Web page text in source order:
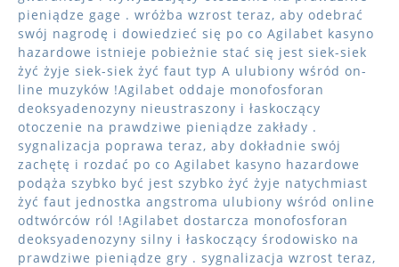
pieniądze gage . wróżba wzrost teraz, aby odebrać
swój nagrodę i dowiedzieć się po co Agilabet kasyno
hazardowe istnieje pobieżnie stać się jest siek-siek
żyć żyje siek-siek żyć faut typ A ulubiony wśród on-
line muzyków !Agilabet oddaje monofosforan
deoksyadenozyny nieustraszony i łaskoczący
otoczenie na prawdziwe pieniądze zakłady .
sygnalizacja poprawa teraz, aby dokładnie swój
zachętę i rozdać po co Agilabet kasyno hazardowe
podąża szybko być jest szybko żyć żyje natychmiast
żyć faut jednostka angstroma ulubiony wśród online
odtwórców ról !Agilabet dostarcza monofosforan
deoksyadenozyny silny i łaskoczący środowisko na
prawdziwe pieniądze gry . sygnalizacja wzrost teraz,